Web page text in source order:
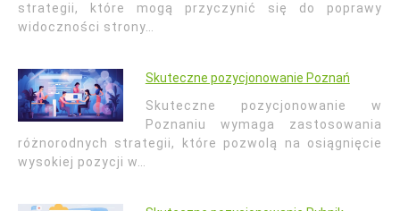
strategii, które mogą przyczynić się do poprawy
widoczności strony…
Skuteczne pozycjonowanie Poznań
Skuteczne pozycjonowanie w
Poznaniu wymaga zastosowania
różnorodnych strategii, które pozwolą na osiągnięcie
wysokiej pozycji w…